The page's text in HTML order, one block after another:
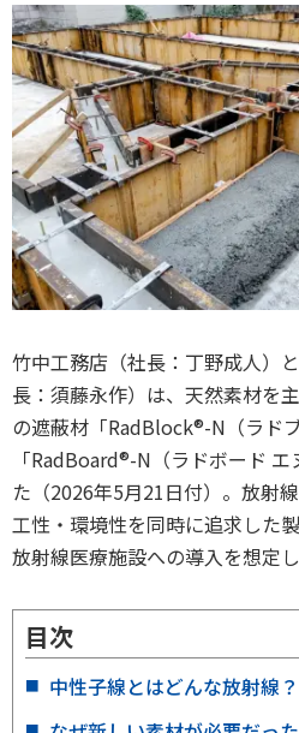
竹中工務店（社長：丁野成人）
長：須藤永作）は、天然素材を
の遮蔽材「RadBlock®-N（ラド
「RadBoard®-N（ラドボード
た（2026年5月21日付）。放射
工性・環境性を同時に追求した
放射線医療施設への導入を想定し
目次
中性子線とはどんな放射線？